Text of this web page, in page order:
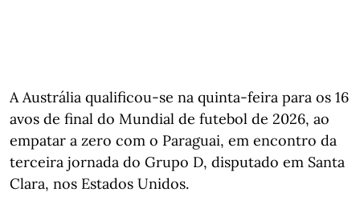
A Austrália qualificou-se na quinta-feira para os 16
avos de final do Mundial de futebol de 2026, ao
empatar a zero com o Paraguai, em encontro da
terceira jornada do Grupo D, disputado em Santa
Clara, nos Estados Unidos.